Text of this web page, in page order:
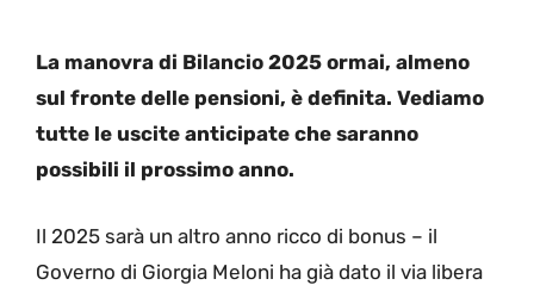
La manovra di Bilancio 2025 ormai, almeno
sul fronte delle pensioni, è definita. Vediamo
tutte le uscite anticipate che saranno
possibili il prossimo anno.
Il 2025 sarà un altro anno ricco di bonus – il
Governo di Giorgia Meloni ha già dato il via libera